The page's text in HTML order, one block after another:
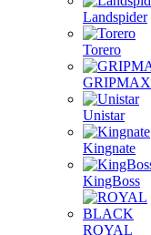
Landspider
Torero
GRIPMAX
Unistar
Kingnate
KingBoss
ROYAL